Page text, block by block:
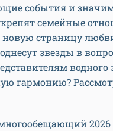
события и
семейные
новую страницу
звезды в
водного
гармонию?
2026